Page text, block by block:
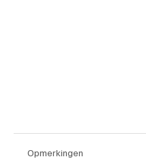
Opmerkingen